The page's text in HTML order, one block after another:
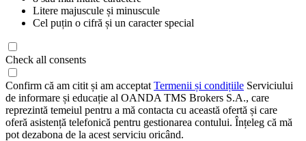
Litere majuscule și minuscule
Cel puțin o cifră și un caracter special
Check all consents
Confirm că am citit și am acceptat Termenii și condițiile Serviciului
de informare și educație al OANDA TMS Brokers S.A., care
reprezintă temeiul pentru a mă contacta cu această ofertă și care
oferă asistență telefonică pentru gestionarea contului. Înțeleg că mă
pot dezabona de la acest serviciu oricând.